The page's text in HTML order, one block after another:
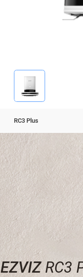
RC3 Plus
EZVIZRC3